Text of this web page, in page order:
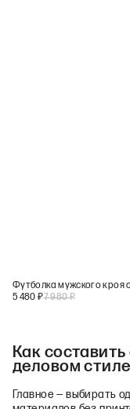
5 480 ₽7 980₽
Как
деловом
Главное — выбирать